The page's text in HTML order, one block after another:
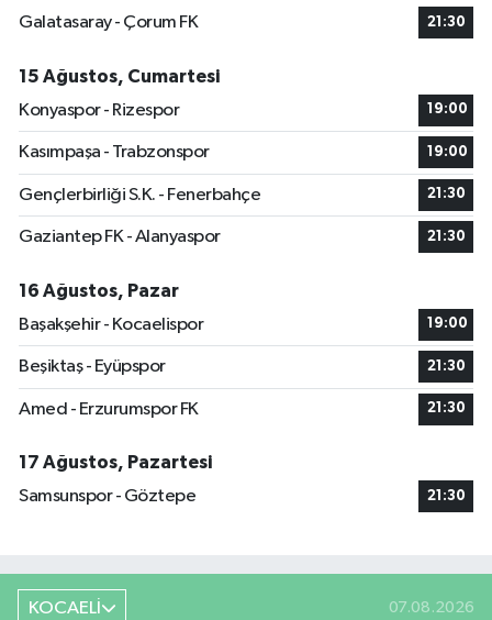
Galatasaray - Çorum FK
21:30
15 Ağustos, Cumartesi
Konyaspor - Rizespor
19:00
Kasımpaşa - Trabzonspor 19:00
Gençlerbirliği S.K. - Fenerbahçe 21:30
Gaziantep FK - Alanyaspor 21:30
16 Ağustos, Pazar
Başakşehir - Kocaelispor
19:00
Beşiktaş - Eyüpspor 21:30
Amed - Erzurumspor FK 21:30
17 Ağustos, Pazartesi
Samsunspor - Göztepe
21:30
KOCAELİ 07.08.2026